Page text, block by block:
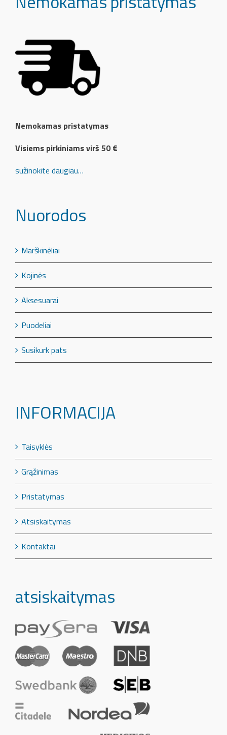
Nemokamas pristatymas
Visiems pirkiniams virš 50 €
sužinokite daugiau…
Nuorodos
Marškinėliai
Kojinės
Aksesuarai
Puodeliai
Susikurk pats
INFORMACIJA
Taisyklės
Grąžinimas
Pristatymas
Atsiskaitymas
Kontaktai
atsiskaitymas